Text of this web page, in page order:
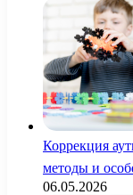
Коррекция
методы и
06.05.2026